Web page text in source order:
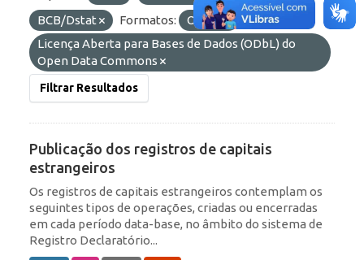
BCB/Dstat
Formatos: OData
Licenças:
Licença Aberta para Bases de Dados (ODbL) do
Open Data Commons
Filtrar Resultados
Publicação dos registros de capitais
estrangeiros
Os registros de capitais estrangeiros contemplam os
seguintes tipos de operações, criadas ou encerradas
em cada período data-base, no âmbito do sistema de
Registro Declaratório...